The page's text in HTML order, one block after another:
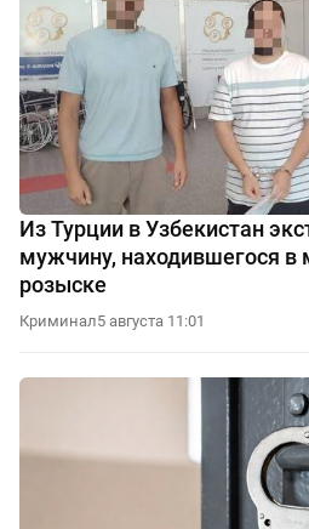
Из Турции в Узбекистан
мужчину, находившегося
розыске
Криминал5 августа 11:01